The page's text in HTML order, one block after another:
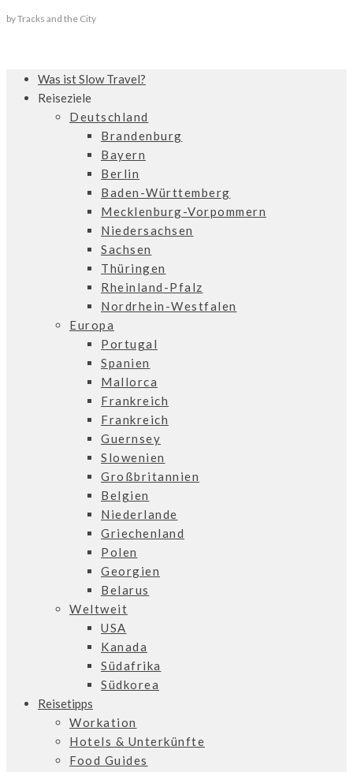
by Tracks and the City
Was ist Slow Travel?
Reiseziele
Deutschland
Brandenburg
Bayern
Berlin
Baden-Württemberg
Mecklenburg-Vorpommern
Niedersachsen
Sachsen
Thüringen
Rheinland-Pfalz
Nordrhein-Westfalen
Europa
Portugal
Spanien
Mallorca
Frankreich
Frankreich
Guernsey
Slowenien
Großbritannien
Belgien
Niederlande
Griechenland
Polen
Georgien
Belarus
Weltweit
USA
Kanada
Südafrika
Südkorea
Reisetipps
Workation
Hotels & Unterkünfte
Food Guides